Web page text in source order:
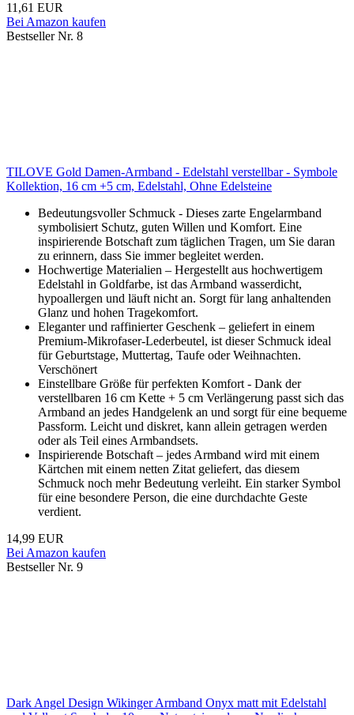
11,61 EUR
Bei Amazon kaufen
Bestseller Nr. 8
TILOVE Gold Damen-Armband - Edelstahl verstellbar - Symbole
Kollektion, 16 cm +5 cm, Edelstahl, Ohne Edelsteine
Bedeutungsvoller Schmuck - Dieses zarte Engelarmband
symbolisiert Schutz, guten Willen und Komfort. Eine
inspirierende Botschaft zum täglichen Tragen, um Sie daran
zu erinnern, dass Sie immer begleitet werden.
Hochwertige Materialien – Hergestellt aus hochwertigem
Edelstahl in Goldfarbe, ist das Armband wasserdicht,
hypoallergen und läuft nicht an. Sorgt für lang anhaltenden
Glanz und hohen Tragekomfort.
Eleganter und raffinierter Geschenk – geliefert in einem
Premium-Mikrofaser-Lederbeutel, ist dieser Schmuck ideal
für Geburtstage, Muttertag, Taufe oder Weihnachten.
Verschönert
Einstellbare Größe für perfekten Komfort - Dank der
verstellbaren 16 cm Kette + 5 cm Verlängerung passt sich das
Armband an jedes Handgelenk an und sorgt für eine bequeme
Passform. Leicht und diskret, kann allein getragen werden
oder als Teil eines Armbandsets.
Inspirierende Botschaft – jedes Armband wird mit einem
Kärtchen mit einem netten Zitat geliefert, das diesem
Schmuck noch mehr Bedeutung verleiht. Ein starker Symbol
für eine besondere Person, die eine durchdachte Geste
verdient.
14,99 EUR
Bei Amazon kaufen
Bestseller Nr. 9
Dark Angel Design Wikinger Armband Onyx matt mit Edelstahl